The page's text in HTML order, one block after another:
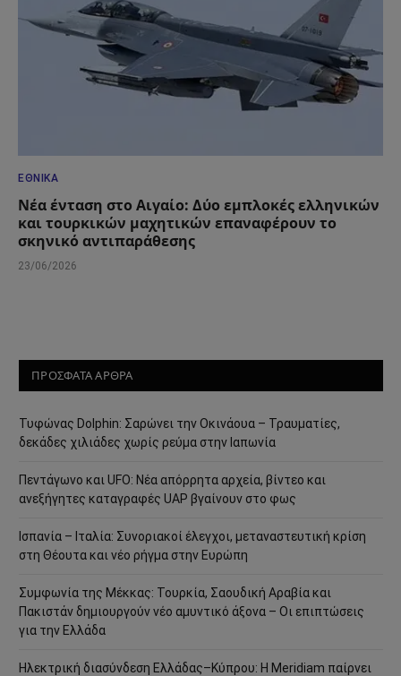
ΕΘΝΙΚΆ
Νέα ένταση στο Αιγαίο: Δύο εμπλοκές ελληνικών
και τουρκικών μαχητικών επαναφέρουν το
σκηνικό αντιπαράθεσης
23/06/2026
ΠΡΟΣΦΑΤΑ ΑΡΘΡΑ
Τυφώνας Dolphin: Σαρώνει την Οκινάουα – Τραυματίες,
δεκάδες χιλιάδες χωρίς ρεύμα στην Ιαπωνία
Πεντάγωνο και UFO: Νέα απόρρητα αρχεία, βίντεο και
ανεξήγητες καταγραφές UAP βγαίνουν στο φως
Ισπανία – Ιταλία: Συνοριακοί έλεγχοι, μεταναστευτική κρίση
στη Θέουτα και νέο ρήγμα στην Ευρώπη
Συμφωνία της Μέκκας: Τουρκία, Σαουδική Αραβία και
Πακιστάν δημιουργούν νέο αμυντικό άξονα – Οι επιπτώσεις
για την Ελλάδα
Ηλεκτρική διασύνδεση Ελλάδας–Κύπρου: Η Meridiam παίρνει